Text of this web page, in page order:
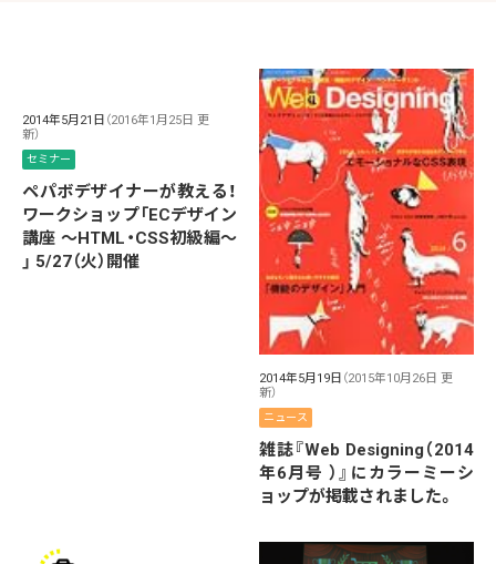
2014年5月21日 （2016年1月25日 更
新）
セミナー
ペパボデザイナーが教える！
ワークショップ「ECデザイン
講座 〜HTML・CSS初級編〜
」 5/27（火）開催
2014年5月19日 （2015年10月26日 更
新）
ニュース
雑誌『Web Designing（2014
年6月号 ）』にカラーミーシ
ョップが掲載されました。